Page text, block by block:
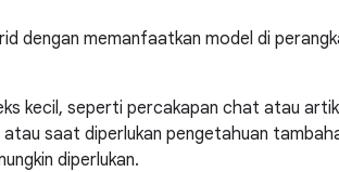
dengan memanfaatkan model di
kecil, seperti percakapan chat atau
saat diperlukan pengetahuan
diperlukan.